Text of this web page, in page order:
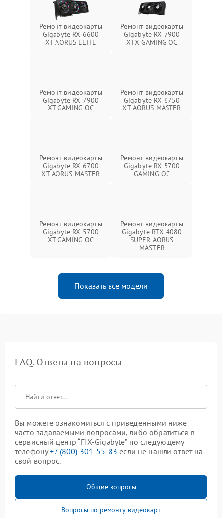
Ремонт видеокарты
Gigabyte RX 6600
XT AORUS ELITE
Ремонт видеокарты
Gigabyte RX 7900
XTX GAMING OC
Ремонт видеокарты
Gigabyte RX 7900
XT GAMING OC
Ремонт видеокарты
Gigabyte RX 6750
XT AORUS MASTER
Ремонт видеокарты
Gigabyte RX 6700
XT AORUS MASTER
Ремонт видеокарты
Gigabyte RX 5700
GAMING OC
Ремонт видеокарты
Gigabyte RX 5700
XT GAMING OC
Ремонт видеокарты
Gigabyte RTX 4080
SUPER AORUS
MASTER
Показать все модели
FAQ. Ответы на вопросы
Вы можете ознакомиться с приведенными ниже
часто задаваемыми вопросами, либо обратиться в
сервисный центр “FIX-Gigabyte” по следующему
телефону+7 (800) 301-55-83 если не нашли ответ на
свой вопрос.
Общие вопросы
Вопросы по ремонту видеокарт